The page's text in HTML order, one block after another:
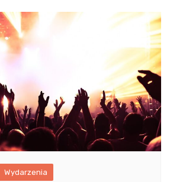
Wydarzenia